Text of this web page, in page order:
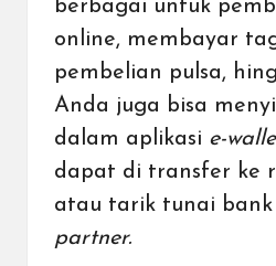
berbagai untuk
online, membayar
pembelian pulsa,
Anda juga bisa
dalam aplikasi e-
dapat di transfer ke
atau tarik tunai bank
partner.